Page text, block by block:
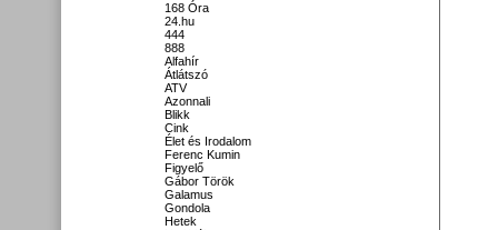
168 Óra
24.hu
444
888
Alfahír
Átlátszó
ATV
Azonnali
Blikk
Cink
Élet és Irodalom
Ferenc Kumin
Figyelő
Gábor Török
Galamus
Gondola
Hetek